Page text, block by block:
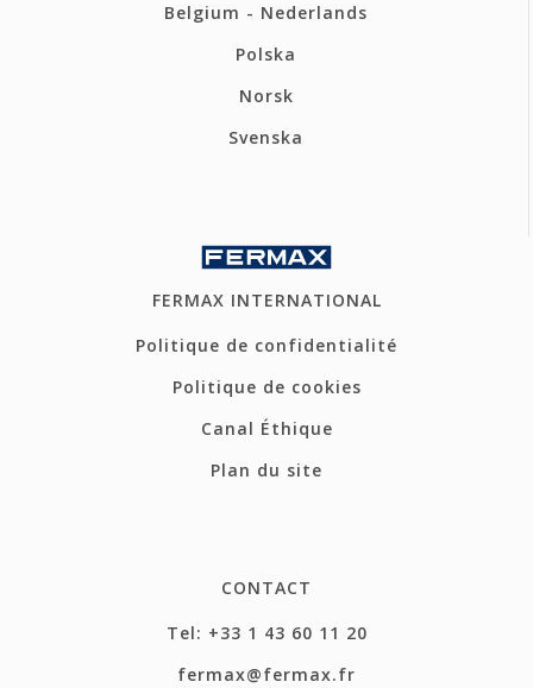
Belgium - Nederlands
Polska
Norsk
Svenska
FERMAX INTERNATIONAL
Politique de confidentialité
Politique de cookies
Canal Éthique
Plan du site
CONTACT
Tel: +33 1 43 60 11 20
fermax@fermax.fr